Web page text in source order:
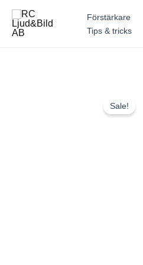
innehåll
Förstärkare
Tips & tricks
Sale!